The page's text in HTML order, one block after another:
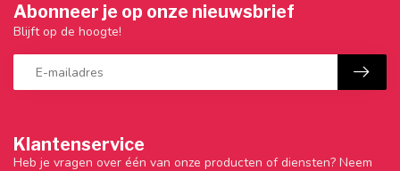
Klantenservice
Heb je vragen over één van onze producten of diensten? Neem
Abonneer je op onze nieuwsbrief
Blijft op de hoogte!